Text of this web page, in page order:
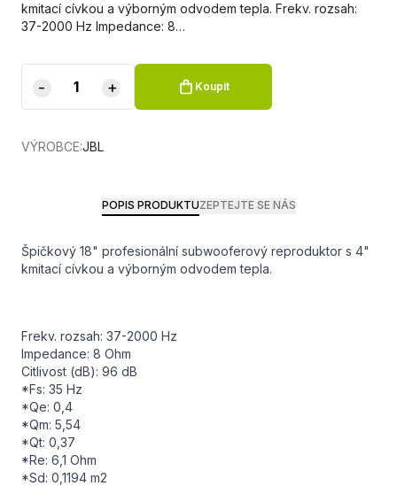
kmitací cívkou a výborným odvodem tepla. Frekv. rozsah:
37-2000 Hz Impedance: 8…
- + Koupit
VÝROBCE:JBL
POPIS PRODUKTUZEPTEJTE SE NÁS
Špičkový 18" profesionální subwooferový reproduktor s 4"
kmitací cívkou a výborným odvodem tepla.
Frekv. rozsah: 37-2000 Hz
Impedance: 8 Ohm
Citlivost (dB): 96 dB
*Fs: 35 Hz
*Qe: 0,4
*Qm: 5,54
*Qt: 0,37
*Re: 6,1 Ohm
*Sd: 0,1194 m2